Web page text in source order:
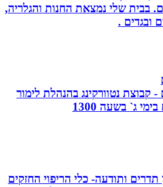
שלי נמצאת החנות והגלריה,
.
נטוורקינג בהנהלת לימור
בשעה 1300
ותודעה- כלי הריפוי החזקים